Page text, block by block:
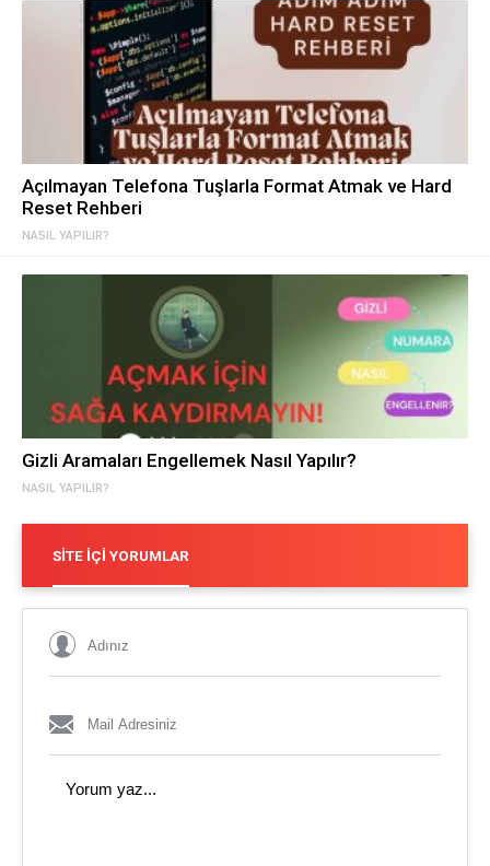
NASIL YAPILIR?
Açılmayan Telefona Tuşlarla Format Atmak ve Hard
Reset Rehberi
NASIL YAPILIR?
Gizli Aramaları Engellemek Nasıl Yapılır?
SITE İÇI YORUMLAR